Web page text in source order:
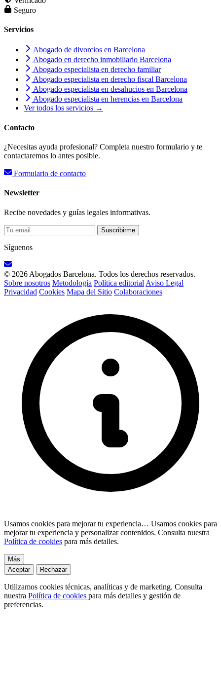
Seguro
Servicios
Abogado de divorcios en Barcelona
Abogado en derecho inmobiliario Barcelona
Abogado especialista en derecho familiar
Abogado especialista en derecho fiscal Barcelona
Abogado especialista en desahucios en Barcelona
Abogado especialista en herencias en Barcelona
Ver todos los servicios →
Contacto
¿Necesitas ayuda profesional? Completa nuestro formulario y te
contactaremos lo antes posible.
Formulario de contacto
Newsletter
Recibe novedades y guías legales informativas.
Suscribirme
Síguenos
© 2026 Abogados Barcelona. Todos los derechos reservados.
Sobre nosotros Metodología Política editorial Aviso Legal
Privacidad Cookies Mapa del Sitio Colaboraciones
Usamos cookies para mejorar tu experiencia… Usamos cookies para
mejorar tu experiencia y personalizar contenidos. Consulta nuestra
Política de cookies para más detalles.
Más
Aceptar
Rechazar
Utilizamos cookies técnicas, analíticas y de marketing. Consulta
nuestra Política de cookies para más detalles y gestión de
preferencias.